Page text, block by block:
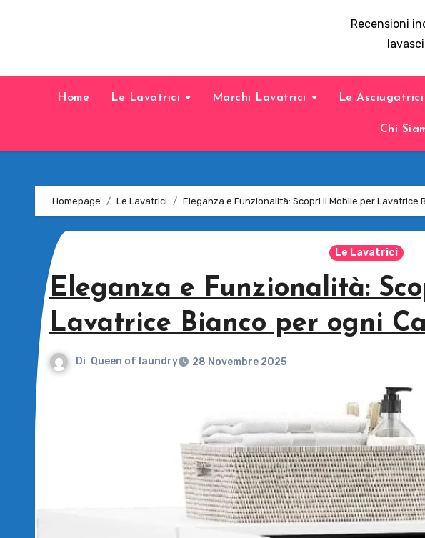
Recensioni
Home Le Lavatrici Marchi Lavatrici Le Asciugatrici
Chi
Homepage Le Lavatrici Eleganza e Funzionalità: Scopri il Mobile per Lavatrice
Le Lavatrici
Eleganza e Funzionalità:
Lavatrice Bianco per ogni
Di Queen of laundry 28 Novembre 2025